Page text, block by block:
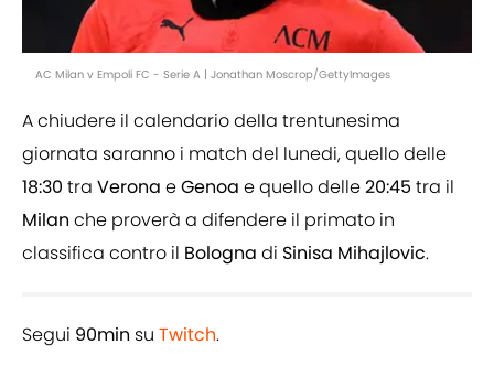
AC Milan v Empoli FC - Serie A | Jonathan Moscrop/GettyImages
A chiudere il calendario della trentunesima
giornata saranno i match del lunedi, quello delle
18:30 tra Verona eGenoa e quello delle20:45 tra il
Milan che proverà a difendere il primato in
classifica contro il Bologna di Sinisa Mihajlovic.
Segui 90min su Twitch.